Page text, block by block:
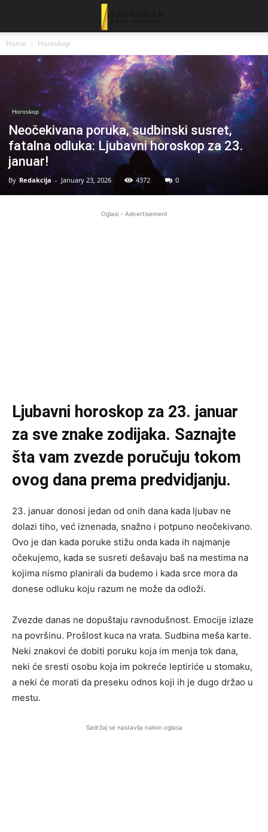
Home Horoskop
Horoskop
Neočekivana poruka, sudbinski susret,
fatalna odluka: Ljubavni horoskop za 23.
januar!
By Redakcija - January 23, 2026 4372 0
Oglasi - Advertisement
Ljubavni horoskop za 23. januar
za sve znake zodijaka. Saznajte
šta vam zvezde poručuju tokom
ovog dana prema predvidjanju.
23. januar donosi jedan od onih dana kada ljubav ne
dolazi tiho, već iznenada, snažno i potpuno neočekivano.
Ovo je dan kada poruke stižu onda kada ih najmanje
očekujemo, kada se susreti dešavaju baš na mestima na
kojima nismo planirali da budemo i kada srce mora da
donese odluku koju razum ne može da odloži.
Zvezde danas ne dopuštaju ravnodušnost. Emocije izlaze
na površinu. Prošlost kuca na vrata. Sudbina meša karte.
Neki znakovi će dobiti poruku koja im menja tok dana,
neki će sresti osobu koja im pokreće leptiriće u stomaku,
a neki će morati da preseku odnos koji ih je dugo držao u
mestu.
Sadržaj se nastavlja nakon oglasa